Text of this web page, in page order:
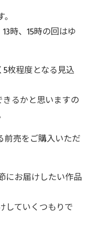
時、15時の回はゆ
5枚程度となる見込
きるかと思いますの
前売をご購入いただ
にお届けしたい作品
していくつもりで